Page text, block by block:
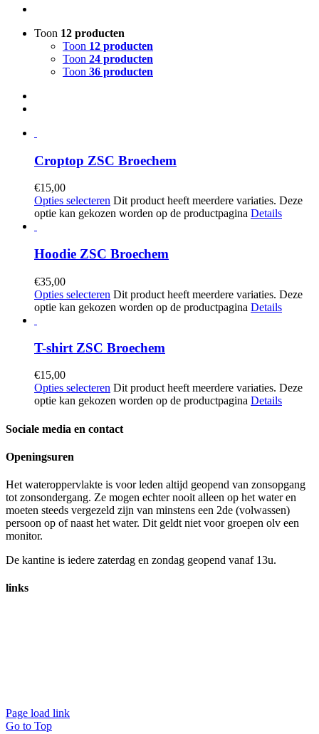
Toon 12 producten
Toon 12 producten
Toon 24 producten
Toon 36 producten
Croptop ZSC Broechem
€15,00
Opties selecteren Dit product heeft meerdere variaties. Deze
optie kan gekozen worden op de productpagina Details
Hoodie ZSC Broechem
€35,00
Opties selecteren Dit product heeft meerdere variaties. Deze
optie kan gekozen worden op de productpagina Details
T-shirt ZSC Broechem
€15,00
Opties selecteren Dit product heeft meerdere variaties. Deze
optie kan gekozen worden op de productpagina Details
Sociale media en contact
Openingsuren
Het wateroppervlakte is voor leden altijd geopend van zonsopgang
tot zonsondergang. Ze mogen echter nooit alleen op het water en
moeten steeds vergezeld zijn van minstens een 2de (volwassen)
persoon op of naast het water. Dit geldt niet voor groepen olv een
monitor.
De kantine is iedere zaterdag en zondag geopend vanaf 13u.
links
Page load link
Go to Top